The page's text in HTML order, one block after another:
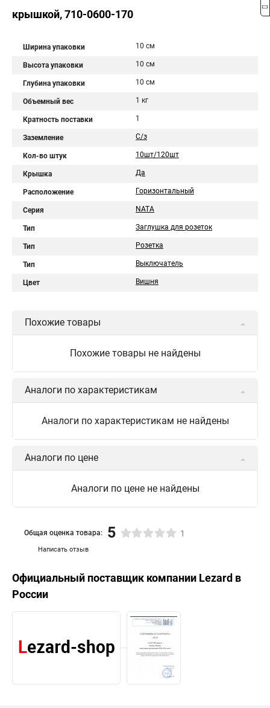
крышкой, 710-0600-170
Ширина упаковки 10 см
Высота упаковки 10 см
Глубина упаковки 10 см
Объемный вес 1 кг
Кратность поставки 1
Заземление С/з
Кол-во штук 10шт/120шт
Крышка Да
Расположение Горизонтальный
Серия NATA
Тип Заглушка для розеток
Тип Розетка
Тип Выключатель
Цвет Вишня
Похожие товары
Похожие товары не найдены
Аналоги по характеристикам
Аналоги по характеристикам не найдены
Аналоги по цене
Аналоги по цене не найдены
Написать отзыв
Общая оценка товара: 5 1
Официальный поставщик компании Lezard в
России